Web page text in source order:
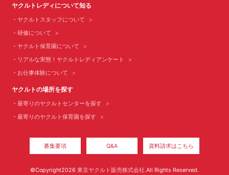
ヤクルトレディについて知る
ヤクルトスタッフについて
研修について
ヤクルト保育園について
リアルな実態！ヤクルトレディアンケート
お仕事体験について
ヤクルトの場所を探す
最寄りのヤクルトセンターを探す
最寄りのヤクルト保育園を探す
募集要項 Q&A 資料請求はこちら
©Copyright2026 東京ヤクルト販売株式会社.All Rights Reserved.